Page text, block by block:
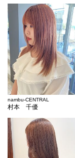
nambu-CENTRAL
村本 千優